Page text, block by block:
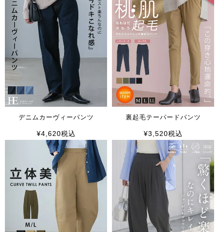
デニムカーヴィーパンツ
¥4,620税込
裏起毛テーパードパンツ
¥3,520税込